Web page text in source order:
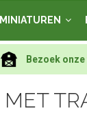
MINIATUREN
Bezoek